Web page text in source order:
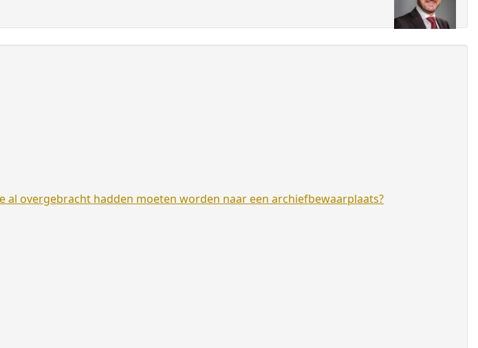
overgebracht hadden moeten worden naar een archiefbewaarplaats?